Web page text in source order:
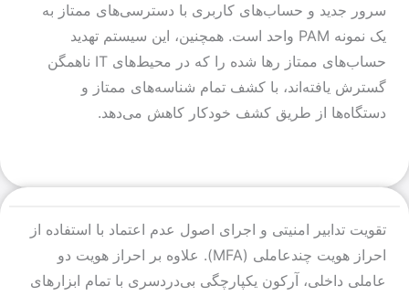
سرور جدید و حساب‌های کاربری با دسترسی‌های ممتاز به
یک نمونه PAM واحد است. همچنین، این سیستم تهدید
حساب‌های ممتاز رها شده را که در محیط‌های IT ناهمگن
گسترش یافته‌اند، با کشف تمام شناسه‌های ممتاز و
دستگاه‌ها از طریق کشف خودکار کاهش می‌دهد.
تقویت تدابیر امنیتی و اجرای اصول عدم اعتماد با استفاده از
احراز هویت چندعاملی (MFA). علاوه بر احراز هویت دو
عاملی داخلی، آرکون یکپارچگی بی‌دردسری با تمام ابزارهای